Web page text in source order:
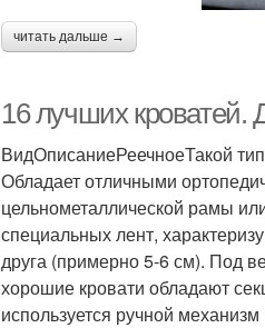
читать дальше →
16 лучших
ВидОписаниеРеечноеТакой
Обладает отличными
цельнометаллической рамы
специальных лент,
друга (примерно 5-6 см). Под
хорошие кровати обладают
используется ручной